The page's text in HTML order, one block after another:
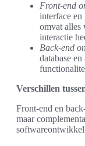
Front-end
interface
omvat alles
interactie
Back-end
database
Verschillen
Front-end en
maar